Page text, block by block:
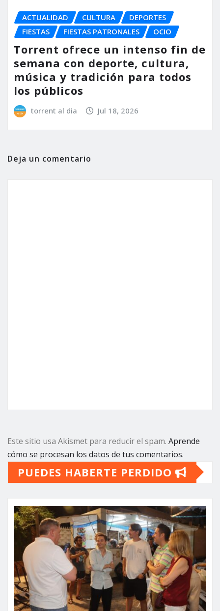
ACTUALIDAD CULTURA
DEPORTES
FIESTAS
FIESTAS PATRONALES OCIO
Torrent ofrece un intenso fin de
semana con deporte, cultura,
música y tradición para todos
los públicos
torrent al dia Jul 18, 2026
Deja un comentario
Este sitio usa Akismet para reducir el spam. Aprende
cómo se procesan los datos de tus comentarios.
PUEDES HABERTE PERDIDO